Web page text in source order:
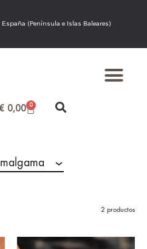
(Península e Islas Baleares)
€ 0,00 0
2 productos